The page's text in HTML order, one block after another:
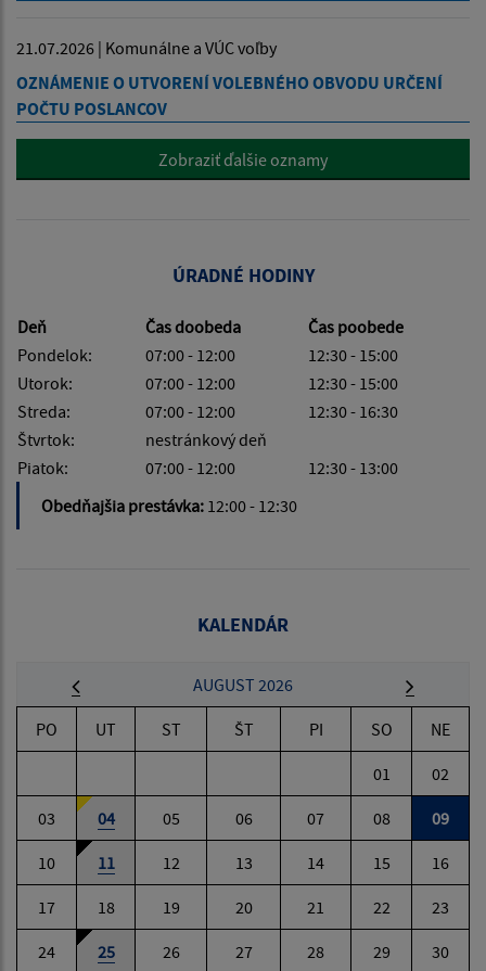
21.07.2026 | Komunálne a VÚC voľby
OZNÁMENIE O UTVORENÍ VOLEBNÉHO OBVODU URČENÍ
POČTU POSLANCOV
Zobraziť ďalšie oznamy
ÚRADNÉ HODINY
Deň Čas doobeda
Čas poobede
Pondelok:
07:00 - 12:00
12:30 - 15:00
Utorok:
07:00 - 12:00
12:30 - 15:00
Streda:
07:00 - 12:00
12:30 - 16:30
Štvrtok:
nestránkový deň
Piatok:
07:00 - 12:00
12:30 - 13:00
Obedňajšia prestávka: 12:00 - 12:30
KALENDÁR
AUGUST 2026
PO UT ST ŠT PI SO NE
01 02
03 04 05 06 07 08 09
10 11 12 13 14 15 16
17 18 19 20 21 22 23
24 25 26 27 28 29 30